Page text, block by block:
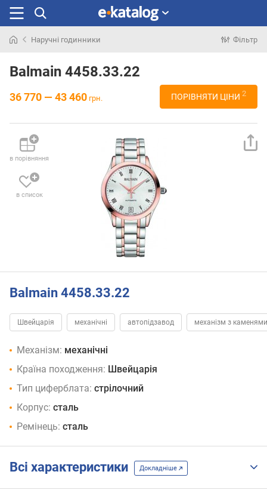
раніше
Наручні годинники Фільтр
Balmain 4458.33.22
36 770 — 43 460 грн. ПОРІВНЯТИ ЦІНИ 2
в порівняння
в список
Balmain 4458.33.22
Швейцарія механічні автопідзавод механізм з каменями
Механізм: механічні
Країна походження: Швейцарія
Тип циферблата: стрілочний
Корпус: сталь
Ремінець: сталь
Всі характеристики Докладніше